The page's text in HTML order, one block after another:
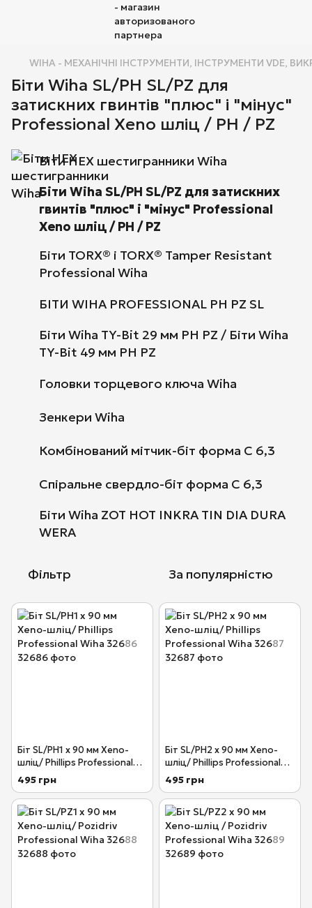
WIHA - МЕХАНІЧНІ ІНСТРУМЕНТИ, ІНСТРУМЕНТИ VDE,
Біти Wiha SL/PH SL/PZ для
затискних гвинтів "плюс" і "мінус"
Professional Xeno шліц / PH / PZ
Біти HEX шестигранники Wiha
Біти Wiha SL/PH SL/PZ для затискних
гвинтів "плюс" і "мінус" Professional
Xeno шліц / PH / PZ
Біти TORX® і TORX® Tamper Resistant
Professional Wiha
БІТИ WIHA PROFESSIONAL PH PZ SL
Біти Wiha TY-Bit 29 мм PH PZ / Біти Wiha
TY-Bit 49 мм PH PZ
Головки торцевого ключа Wiha
Зенкери Wiha
Комбінований мітчик-біт форма C 6,3
Спіральне свердло-біт форма C 6,3
Біти Wiha ZOT HOT INKRA TIN DIA DURA
WERA
Фільтр За популярністю
Біт SL/PH1 х 90 мм Xeno-
шліц/ Phillips Professional
Wiha 32686
495 грн
Біт SL/PH2 х 90 мм Xeno-
шліц/ Phillips Professional
Wiha 32687
495 грн